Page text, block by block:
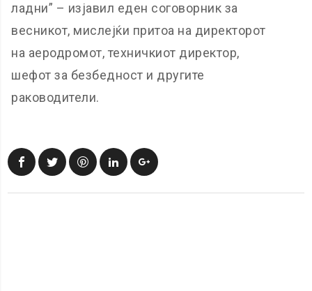
ладни” – изјавил еден соговорник за
весникот, мислејќи притоа на директорот
на аеродромот, техничкиот директор,
шефот за безбедност и другите
раководители.